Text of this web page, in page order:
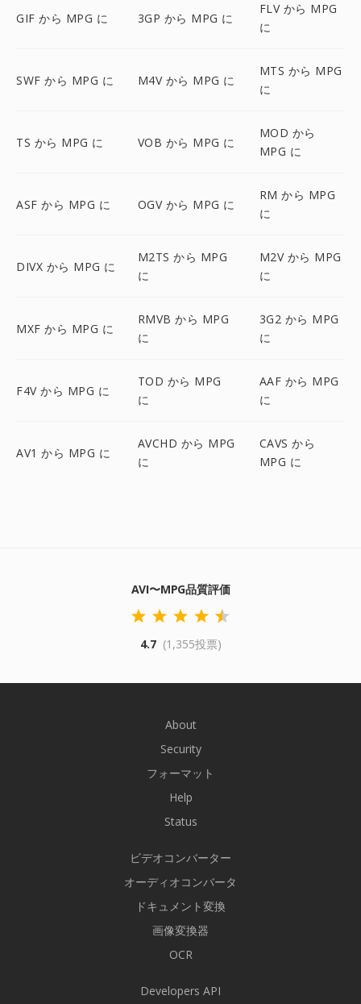
GIF から MPG に 3GP から MPG に
FLV から MPG
に
SWF から MPG に M4V から MPG に
MTS から MPG
に
TS から MPG に VOB から MPG に
MOD から
MPG に
ASF から MPG に OGV から MPG に
RM から MPG
に
DIVX から MPG に
M2TS から MPG
に
M2V から MPG
に
MXF から MPG に
RMVB から MPG
に
3G2 から MPG
に
F4V から MPG に
TOD から MPG
に
AAF から MPG
に
AV1 から MPG に
AVCHD から MPG
に
CAVS から
MPG に
AVI〜MPG品質評価
4.7 (1,355投票)
About
Security
フォーマット
Help
Status
ビデオコンバーター
オーディオコンバータ
ドキュメント変換
画像変換器
OCR
Developers API